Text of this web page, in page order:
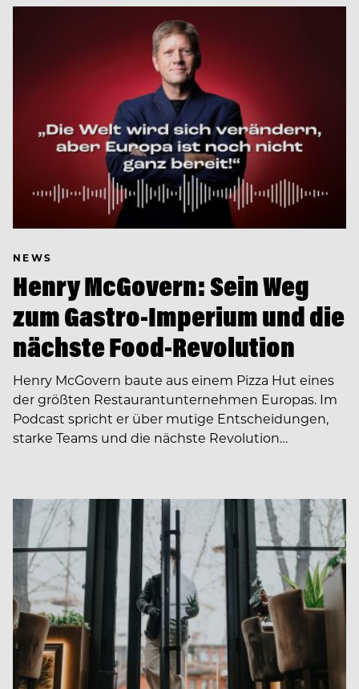
NEWS
Henry McGovern: Sein Weg
zum Gastro-Imperium und die
nächste Food-Revolution
Henry McGovern baute aus einem Pizza Hut eines
der größten Restaurantunternehmen Europas. Im
Podcast spricht er über mutige Entscheidungen,
starke Teams und die nächste Revolution…